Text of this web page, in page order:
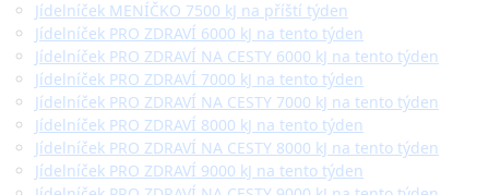
Jídelníček MENÍČKO 7500 kJ na příští týden
Jídelníček PRO ZDRAVÍ 6000 kJ na tento týden
Jídelníček PRO ZDRAVÍ NA CESTY 6000 kJ na tento týden
Jídelníček PRO ZDRAVÍ 7000 kJ na tento týden
Jídelníček PRO ZDRAVÍ NA CESTY 7000 kJ na tento týden
Jídelníček PRO ZDRAVÍ 8000 kJ na tento týden
Jídelníček PRO ZDRAVÍ NA CESTY 8000 kJ na tento týden
Jídelníček PRO ZDRAVÍ 9000 kJ na tento týden